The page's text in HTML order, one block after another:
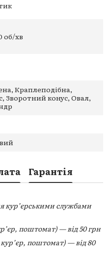
об/хв
Краплеподібна,
Зворотний конус, Овал,
Гарантія
кур’єрськими службами
поштомат) — від 50 грн
поштомат) — від 80